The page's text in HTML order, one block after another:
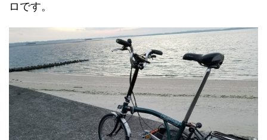
ロです。